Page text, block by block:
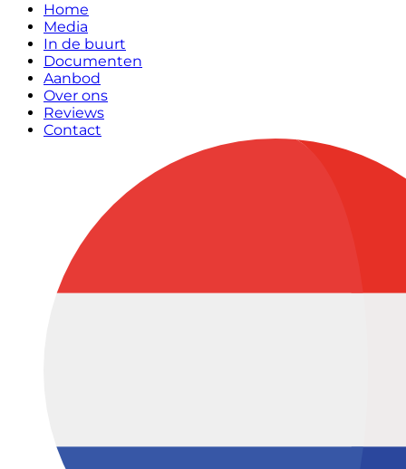
Home
Media
In de buurt
Documenten
Aanbod
Over ons
Reviews
Contact